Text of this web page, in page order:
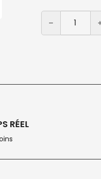
quantité de
Alternative:
RÉEL